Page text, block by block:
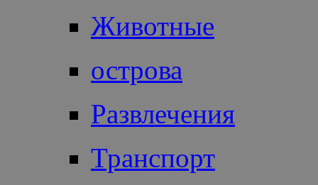
Животные
острова
Развлечения
Транспорт